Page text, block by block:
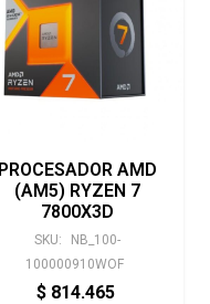
PROCESADOR AMD
(AM5) RYZEN 7
7800X3D
SKU:
NB_100-
100000910WOF
$ 814.465